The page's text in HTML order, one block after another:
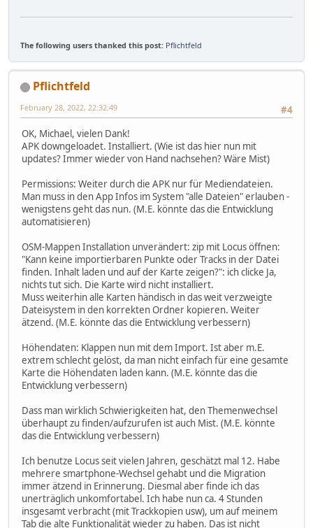
The following users thanked this post: Pflichtfeld
Pflichtfeld
#4
February 28, 2022, 22:32:49
OK, Michael, vielen Dank!
APK downgeloadet. Installiert. (Wie ist das hier nun mit
updates? Immer wieder von Hand nachsehen? Wäre Mist)
Permissions: Weiter durch die APK nur für Mediendateien.
Man muss in den App Infos im System "alle Dateien" erlauben -
wenigstens geht das nun. (M.E. könnte das die Entwicklung
automatisieren)
OSM-Mappen Installation unverändert: zip mit Locus öffnen:
"Kann keine importierbaren Punkte oder Tracks in der Datei
finden. Inhalt laden und auf der Karte zeigen?": ich clicke Ja,
nichts tut sich. Die Karte wird nicht installiert.
Muss weiterhin alle Karten händisch in das weit verzweigte
Dateisystem in den korrekten Ordner kopieren. Weiter
ätzend. (M.E. könnte das die Entwicklung verbessern)
Höhendaten: Klappen nun mit dem Import. Ist aber m.E.
extrem schlecht gelöst, da man nicht einfach für eine gesamte
Karte die Höhendaten laden kann. (M.E. könnte das die
Entwicklung verbessern)
Dass man wirklich Schwierigkeiten hat, den Themenwechsel
überhaupt zu finden/aufzurufen ist auch Mist. (M.E. könnte
das die Entwicklung verbessern)
Ich benutze Locus seit vielen Jahren, geschätzt mal 12. Habe
mehrere smartphone-Wechsel gehabt und die Migration
immer ätzend in Erinnerung. Diesmal aber finde ich das
unerträglich unkomfortabel. Ich habe nun ca. 4 Stunden
insgesamt verbracht (mit Trackkopien usw), um auf meinem
Tab die alte Funktionalität wieder zu haben. Das ist nicht